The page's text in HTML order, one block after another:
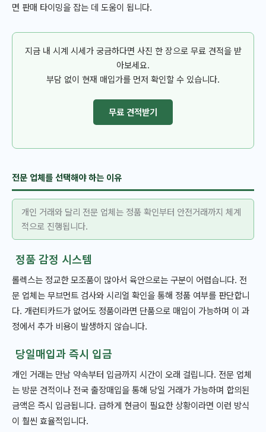
면 판매 타이밍을 잡는 데 도움이 됩니다.
지금 내 시계 시세가 궁금하다면 사진 한 장으로 무료 견적을 받
아보세요.
부담 없이 현재 매입가를 먼저 확인할 수 있습니다.
무료 견적받기
전문 업체를 선택해야 하는 이유
개인 거래와 달리 전문 업체는 정품 확인부터 안전거래까지 체계
적으로 진행됩니다.
정품 감정 시스템
롤렉스는 정교한 모조품이 많아서 육안으로는 구분이 어렵습니다. 전
문 업체는 무브먼트 검사와 시리얼 확인을 통해 정품 여부를 판단합니
다. 개런티카드가 없어도 정품이라면 단품으로 매입이 가능하며 이 과
정에서 추가 비용이 발생하지 않습니다.
당일매입과 즉시 입금
개인 거래는 만남 약속부터 입금까지 시간이 오래 걸립니다. 전문 업체
는 방문 견적이나 전국 출장매입을 통해 당일 거래가 가능하며 합의된
금액은 즉시 입금됩니다. 급하게 현금이 필요한 상황이라면 이런 방식
이 훨씬 효율적입니다.